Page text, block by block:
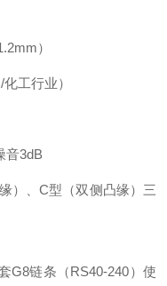
）
工行业）
音3dB
）、C型（双侧凸缘）三
G8链条（RS40-240）使